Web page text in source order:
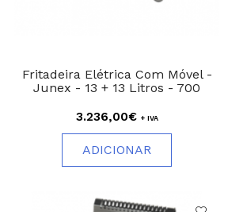
Fritadeira Elétrica Com Móvel -
Junex - 13 + 13 Litros - 700
3.236,00€ + IVA
ADICIONAR